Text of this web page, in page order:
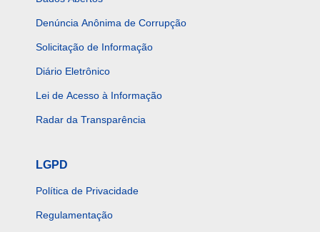
Denúncia Anônima de Corrupção
Solicitação de Informação
Diário Eletrônico
Lei de Acesso à Informação
Radar da Transparência
LGPD
Política de Privacidade
Regulamentação